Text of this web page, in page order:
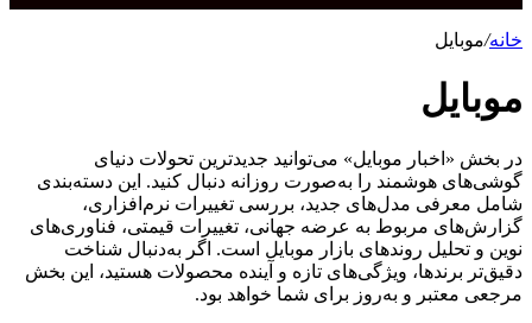
برای خانه/موبایل
موبایل
در بخش «اخبار موبایل» می‌توانید جدیدترین تحولات دنیای
گوشی‌های هوشمند را به‌صورت روزانه دنبال کنید. این دسته‌بندی
شامل معرفی مدل‌های جدید، بررسی تغییرات نرم‌افزاری،
گزارش‌های مربوط به عرضه جهانی، تغییرات قیمتی، فناوری‌های
نوین و تحلیل روندهای بازار موبایل است. اگر به‌دنبال شناخت
دقیق‌تر برندها، ویژگی‌های تازه و آینده‌ محصولات هستید، این بخش
مرجعی معتبر و به‌روز برای شما خواهد بود.